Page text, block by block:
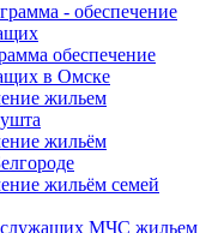
- обеспечение
обеспечение
в Омске
жильем
жильём
жильём семей
МЧС жильем